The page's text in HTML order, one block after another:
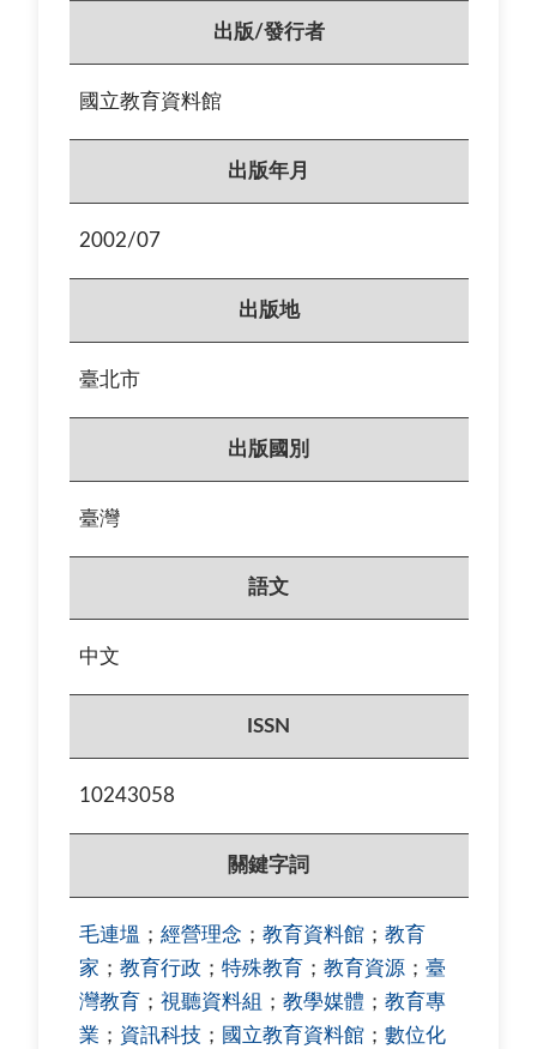
出版/發行者
國立教育資料館
出版年月
2002/07
出版地
臺北市
出版國別
臺灣
語文
中文
ISSN
10243058
關鍵字詞
毛連塭 ； 經營理念 ； 教育資料館 ； 教育
家 ； 教育行政 ； 特殊教育 ； 教育資源 ； 臺
灣教育 ； 視聽資料組 ； 教學媒體 ； 教育專
業 ； 資訊科技 ； 國立教育資料館 ； 數位化